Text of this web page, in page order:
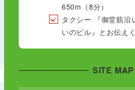
650m（8分）
タクシー 『御堂筋沿
いのビル』とお伝え
SITE MAP